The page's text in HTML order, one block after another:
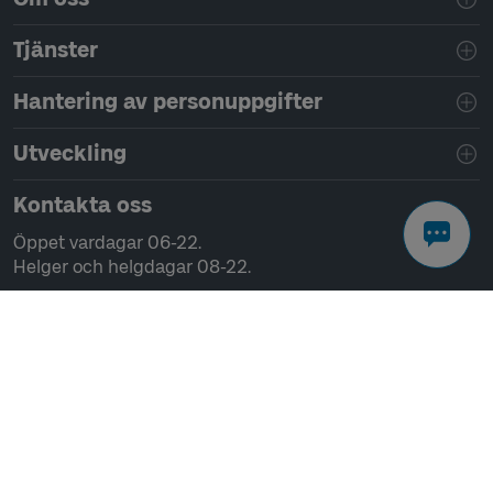
Tjänster
Hantering av personuppgifter
Utveckling
Kontakta oss
Öppet vardagar 06-22.
Helger och helgdagar 08-22.